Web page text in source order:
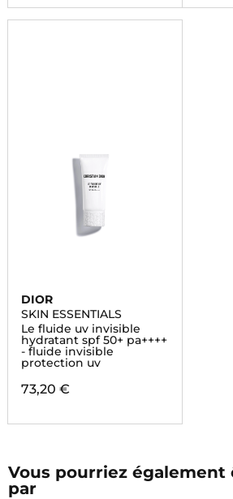
DIOR
SKIN ESSENTIALS
Le fluide uv invisible
hydratant spf 50+ pa++++
- fluide invisible
protection uv
73,20 €
Vous pourriez également
par